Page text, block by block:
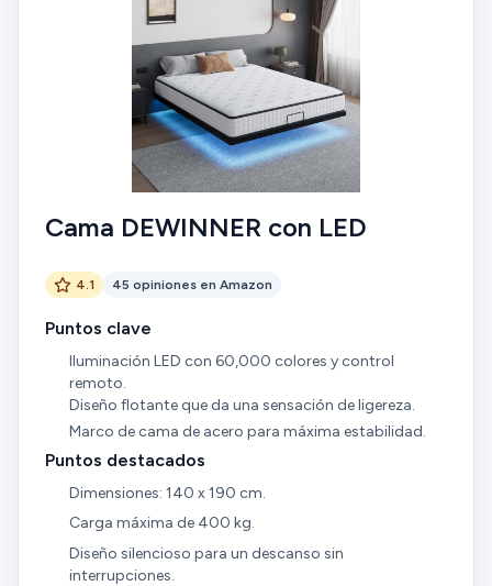
Cama DEWINNER con LED
4.1 45 opiniones en Amazon
Puntos clave
Iluminación LED con 60,000 colores y control
remoto.
Diseño flotante que da una sensación de ligereza.
Marco de cama de acero para máxima estabilidad.
Puntos destacados
Dimensiones: 140 x 190 cm.
Carga máxima de 400 kg.
Diseño silencioso para un descanso sin
interrupciones.